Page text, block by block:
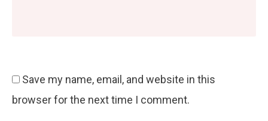
Save my name, email, and website in this
browser for the next time I comment.